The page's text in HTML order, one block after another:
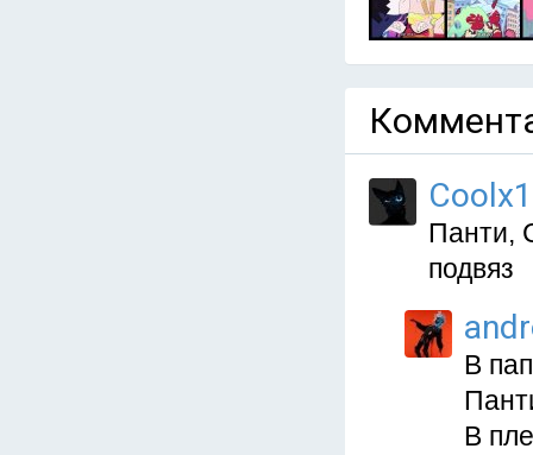
Coolx1
Панти,
подвяз
В
В